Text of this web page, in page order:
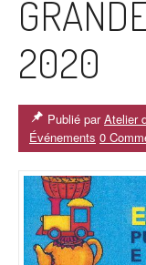
2020
Publié parAtelier
Événements 0